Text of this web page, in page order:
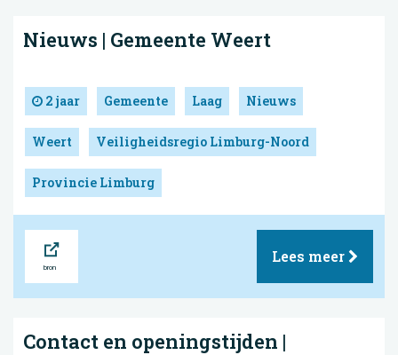
Nieuws | Gemeente Weert
2 jaar Gemeente Laag Nieuws
Weert Veiligheidsregio Limburg-Noord
Provincie Limburg
Lees meer
Contact en openingstijden |